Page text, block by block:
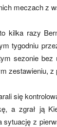
meczach z
kilka razy
tygodniu
sezonie bez
zestawieniu,
się
a zgrał ją
z